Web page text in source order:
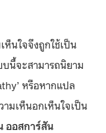
ห็นใจจึงถูกใช้เป็น
นี้จะสามารถนิยาม
หรือหากแปล
มเห็นอกเห็นใจเป็น
ออสการ์สัน